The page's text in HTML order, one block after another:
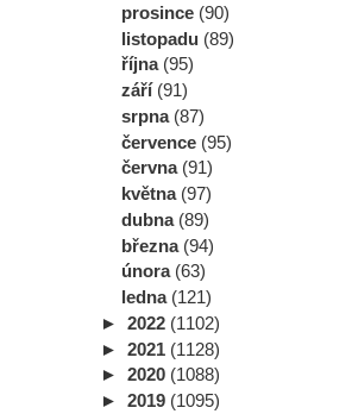
prosince (90)
listopadu (89)
října (95)
září (91)
srpna (87)
července (95)
června (91)
května (97)
dubna (89)
března (94)
února (63)
ledna (121)
► 2022 (1102)
► 2021 (1128)
► 2020 (1088)
► 2019 (1095)